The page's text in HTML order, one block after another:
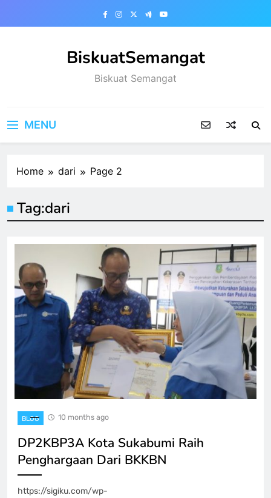
BiskuatSemangat
Biskuat Semangat
MENU
Home dari Page 2
Tag:dari
BLOG 10 months ago
DP2KBP3A Kota Sukabumi Raih
Penghargaan Dari BKKBN
https://sigiku.com/wp-